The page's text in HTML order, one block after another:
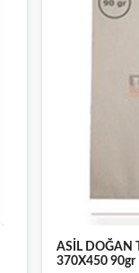
ASİL DOĞAN
370X450 90gr